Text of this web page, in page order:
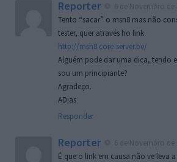
Reporter
Tento “sacar” o msn8 mas não
tester, quer através ho link
http://msn8.core-server.be/
Alguém pode dar uma dica, tendo
sou um principiante?
Agradeço.
ADias
Responder
Reporter
É que o link em causa não ve leva